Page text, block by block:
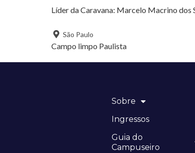
Líder da Caravana: Marcelo Macrino dos
São Paulo
Campo limpo Paulista
Sobre
Ingressos
Guia do
Campuseiro